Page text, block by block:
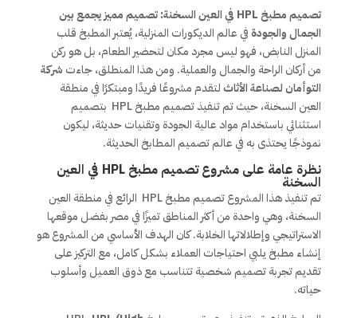
تصميم مطبخ HPL في العين السخنة: تصميم مميز يجمع بين
الجمال والجودةفي عالم الديكورات المنزلية، يُعتبر المطبخ قلب
المنزل النابض، فهو ليس مجرد مكان لتحضير الطعام، بل هو ركن
من أركان الراحة والجمال والعملية. ومن هذا المنطلق، جاءت شركة
التوأمان لصناعة الأثاثلتقدم مشروعًا فريدًا ومبتكرًا في منطقة
العين السخنة، حيث تم تنفيذ تصميم مطبخ HPL بتصميم
استثنائي باستخدام مواد عالية الجودة وتقنيات حديثة، ليكون
نموذجًا يحتذى به في عالم تصميم المطابخ الحديثة.
نظرة عامة على مشروع تصميم مطبخ HPL في العين
السخنة
تم تنفيذ هذا المشروع تصميم مطبخ HPL الرائع في منطقة العين
السخنة، وهي واحدة من أكثر المناطق تميزًا في مصر بفضل موقعها
الاستراتيجي وإطلالاتها الخلابة. كان الهدف الأساسي من المشروع هو
إنشاء مطبخ يلبي احتياجات العملاء بشكل كامل، مع التركيز على
تقديم تجربة تصميم شخصية تتناسب مع ذوق العميل وأسلوب
حياته.